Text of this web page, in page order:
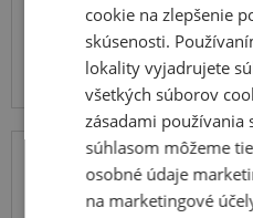
Na predajni v
Centrálny
Spirit
cookie na zlepšenie
skúsenosti.
lokality vyjadrujete
všetkých súborov
zásadami používania
súhlasom môžeme
osobné údaje
na marketingové